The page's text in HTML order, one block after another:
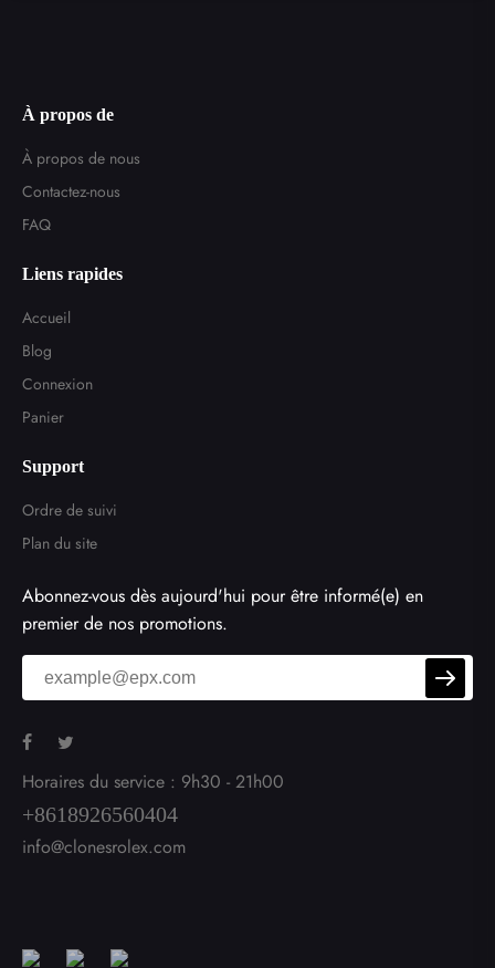
À propos de
À propos de nous
Contactez-nous
FAQ
Liens rapides
Accueil
Blog
Connexion
Panier
Support
Ordre de suivi
Plan du site
Abonnez-vous dès aujourd'hui pour être informé(e) en
premier de nos promotions.
Horaires du service : 9h30 - 21h00
+8618926560404
info@clonesrolex.com